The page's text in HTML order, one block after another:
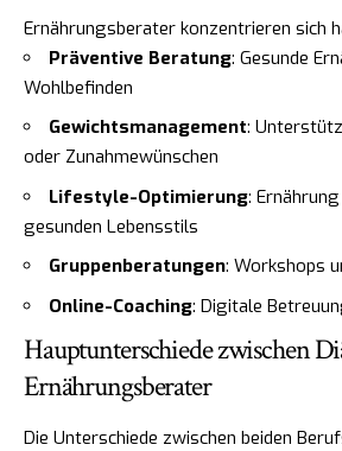
Ernährungsberater konzentrieren sich
Präventive Beratung: Gesunde
Wohlbefinden
Gewichtsmanagement:
oder Zunahmewünschen
Lifestyle-Optimierung:
gesunden Lebensstils
Gruppenberatungen: Workshops
Online-Coaching: Digitale
Hauptunterschiede zwischen
Ernährungsberater
Die Unterschiede zwischen beiden